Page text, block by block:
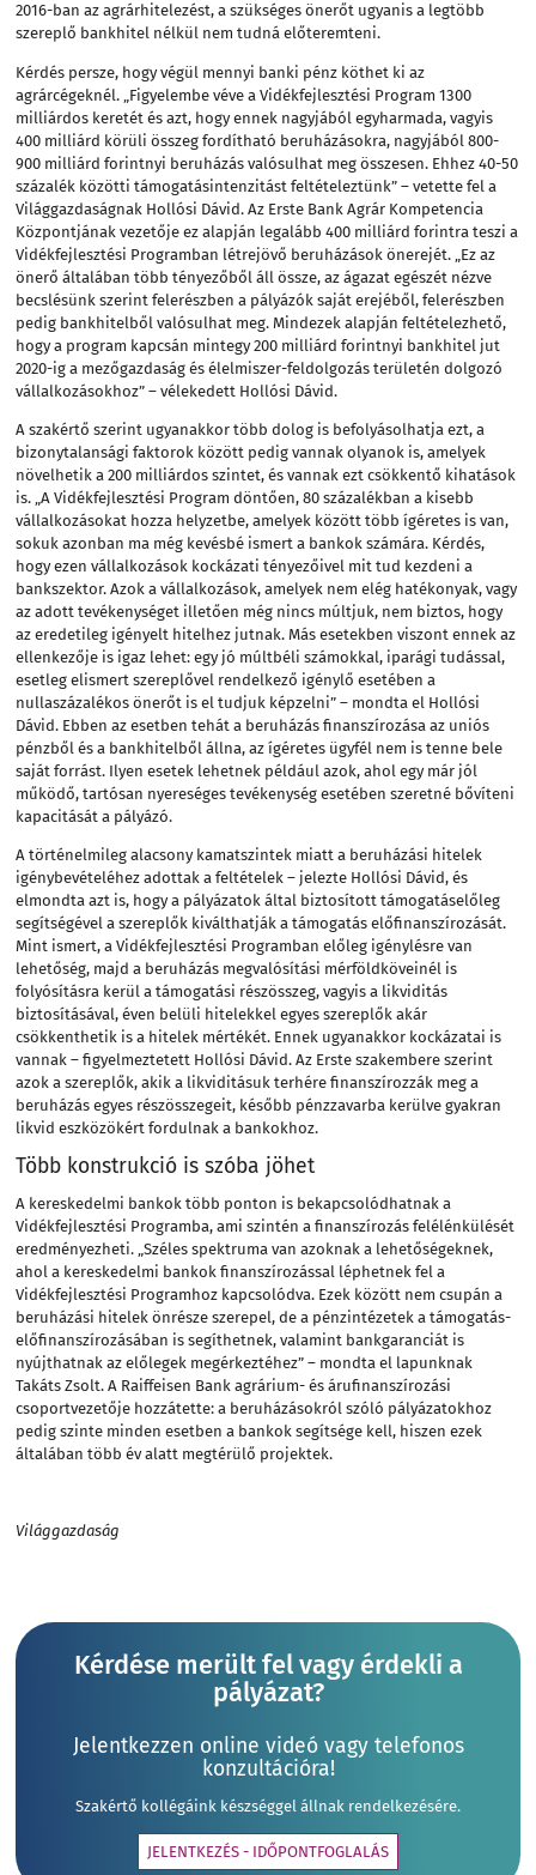
2016-ban az agrárhitelezést, a szükséges önerőt ugyanis a legtöbb
szereplő bankhitel nélkül nem tudná előteremteni.
Kérdés persze, hogy végül mennyi banki pénz köthet ki az
agrárcégeknél. „Figyelembe véve a Vidékfejlesztési Program 1300
milliárdos keretét és azt, hogy ennek nagyjából egyharmada, vagyis
400 milliárd körüli összeg fordítható beruházásokra, nagyjából 800-
900 milliárd forintnyi beruházás valósulhat meg összesen. Ehhez 40-50
százalék közötti támogatásintenzitást feltételeztünk” – vetette fel a
Világgazdaságnak Hollósi Dávid. Az Erste Bank Agrár Kompetencia
Központjának vezetője ez alapján legalább 400 milliárd forintra teszi a
Vidékfejlesztési Programban létrejövő beruházások önerejét. „Ez az
önerő általában több tényezőből áll össze, az ágazat egészét nézve
becslésünk szerint felerészben a pályázók saját erejéből, felerészben
pedig bankhitelből valósulhat meg. Mindezek alapján feltételezhető,
hogy a program kapcsán mintegy 200 milliárd forintnyi bankhitel jut
2020-ig a mezőgazdaság és élelmiszer-feldolgozás területén dolgozó
vállalkozásokhoz” – vélekedett Hollósi Dávid.
A szakértő szerint ugyanakkor több dolog is befolyásolhatja ezt, a
bizonytalansági faktorok között pedig vannak olyanok is, amelyek
növelhetik a 200 milliárdos szintet, és vannak ezt csökkentő kihatások
is. „A Vidékfejlesztési Program döntően, 80 százalékban a kisebb
vállalkozásokat hozza helyzetbe, amelyek között több ígéretes is van,
sokuk azonban ma még kevésbé ismert a bankok számára. Kérdés,
hogy ezen vállalkozások kockázati tényezőivel mit tud kezdeni a
bankszektor. Azok a vállalkozások, amelyek nem elég hatékonyak, vagy
az adott tevékenységet illetően még nincs múltjuk, nem biztos, hogy
az eredetileg igényelt hitelhez jutnak. Más esetekben viszont ennek az
ellenkezője is igaz lehet: egy jó múltbéli számokkal, iparági tudással,
esetleg elismert szereplővel rendelkező igénylő esetében a
nullaszázalékos önerőt is el tudjuk képzelni” – mondta el Hollósi
Dávid. Ebben az esetben tehát a beruházás finanszírozása az uniós
pénzből és a bankhitelből állna, az ígéretes ügyfél nem is tenne bele
saját forrást. Ilyen esetek lehetnek például azok, ahol egy már jól
működő, tartósan nyereséges tevékenység esetében szeretné bővíteni
kapacitását a pályázó.
A történelmileg alacsony kamatszintek miatt a beruházási hitelek
igénybevételéhez adottak a feltételek – jelezte Hollósi Dávid, és
elmondta azt is, hogy a pályázatok által biztosított támogatáselőleg
segítségével a szereplők kiválthatják a támogatás előfinanszírozását.
Mint ismert, a Vidékfejlesztési Programban előleg igénylésre van
lehetőség, majd a beruházás megvalósítási mérföldköveinél is
folyósításra kerül a támogatási részösszeg, vagyis a likviditás
biztosításával, éven belüli hitelekkel egyes szereplők akár
csökkenthetik is a hitelek mértékét. Ennek ugyanakkor kockázatai is
vannak – figyelmeztetett Hollósi Dávid. Az Erste szakembere szerint
azok a szereplők, akik a likviditásuk terhére finanszírozzák meg a
beruházás egyes részösszegeit, később pénzzavarba kerülve gyakran
likvid eszközökért fordulnak a bankokhoz.
Több konstrukció is szóba jöhet
A kereskedelmi bankok több ponton is bekapcsolódhatnak a
Vidékfejlesztési Programba, ami szintén a finanszírozás felélénkülését
eredményezheti. „Széles spektruma van azoknak a lehetőségeknek,
ahol a kereskedelmi bankok finanszírozással léphetnek fel a
Vidékfejlesztési Programhoz kapcsolódva. Ezek között nem csupán a
beruházási hitelek önrésze szerepel, de a pénzintézetek a támogatás-
előfinanszírozásában is segíthetnek, valamint bankgaranciát is
nyújthatnak az előlegek megérkeztéhez” – mondta el lapunknak
Takáts Zsolt. A Raiffeisen Bank agrárium- és árufinanszírozási
csoportvezetője hozzátette: a beruházásokról szóló pályázatokhoz
pedig szinte minden esetben a bankok segítsége kell, hiszen ezek
általában több év alatt megtérülő projektek.
Világgazdaság
Kérdése merült fel vagy érdekli a
pályázat?
Jelentkezzen online videó vagy telefonos
konzultációra!
Szakértő kollégáink készséggel állnak rendelkezésére.
JELENTKEZÉS - IDŐPONTFOGLALÁS